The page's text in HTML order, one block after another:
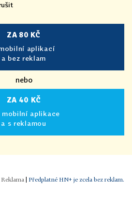
ZA 80 KČ
aplikací
a bez reklam
nebo
ZA 40 KČ
mobilní aplikace
a s reklamou
Předplatné HN+ je zcela bez reklam.